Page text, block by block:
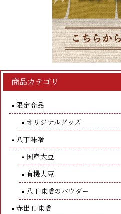
商品カテゴリ
限定商品
オリジナルグッズ
八丁味噌
国産大豆
有機大豆
八丁味噌のパウダー
赤出し味噌